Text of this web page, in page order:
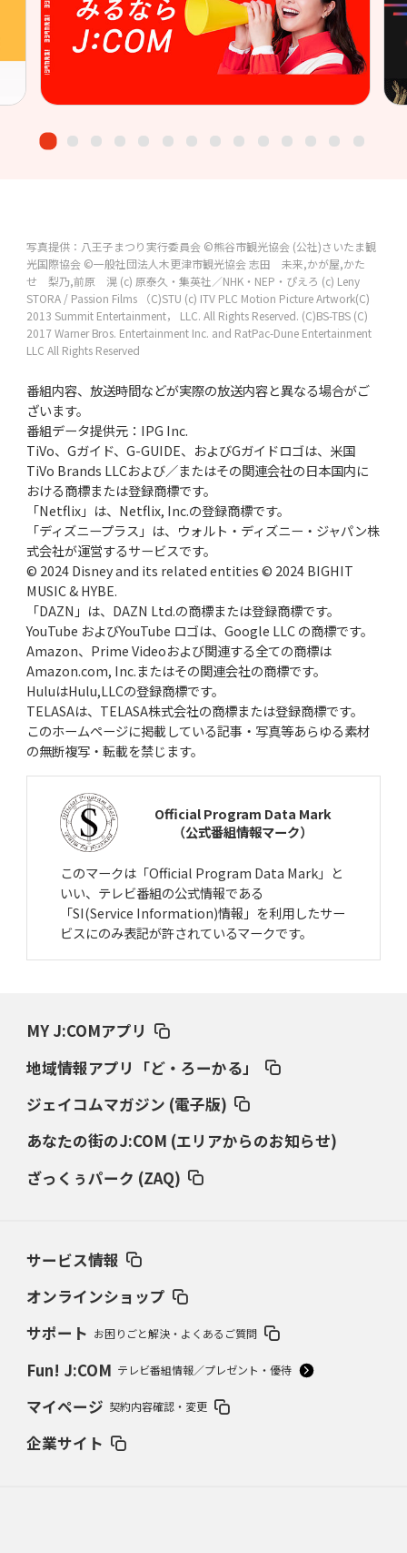
写真提供：八王子まつり実行委員会 ©熊谷市観光協会 (公社)さいたま観
光国際協会 ©一般社団法人木更津市観光協会志田 未来,かが屋,かた
せ 梨乃,前原 滉 (c) 原泰久・集英社／NHK・NEP・ぴえろ (c) Leny
STORA / Passion Films
（C)STU (c) ITV PLC Motion Picture Artwork(C)
2013 Summit Entertainment， LLC. All Rights Reserved. (C)BS-TBS (C)
2017 Warner Bros. Entertainment Inc. and RatPac-Dune Entertainment
LLC All Rights Reserved
番組内容、放送時間などが実際の放送内容と異なる場合がご
ざいます。
番組データ提供元：IPG Inc.
TiVo、Gガイド、G-GUIDE、およびGガイドロゴは、米国
TiVo Brands LLCおよび／またはその関連会社の日本国内に
おける商標または登録商標です。
「Netflix」は、Netflix, Inc.の登録商標です。
「ディズニープラス」は、ウォルト・ディズニー・ジャパン株
式会社が運営するサービスです。
© 2024 Disney and its related entities © 2024 BIGHIT
MUSIC & HYBE.
「DAZN」は、DAZN Ltd.の商標または登録商標です。
YouTube およびYouTube ロゴは、Google LLC の商標です。
Amazon、Prime Videoおよび関連する全ての商標は
Amazon.com, Inc.またはその関連会社の商標です。
HuluはHulu,LLCの登録商標です。
TELASAは、TELASA株式会社の商標または登録商標です。
このホームページに掲載している記事・写真等あらゆる素材
の無断複写・転載を禁じます。
Official Program Data Mark
（公式番組情報マーク）
このマークは「Official Program Data Mark」と
いい、テレビ番組の公式情報である
「SI(Service Information)情報」を利用したサー
ビスにのみ表記が許されているマークです。
MY J:COMアプリ
地域情報アプリ「ど・ろーかる」
ジェイコムマガジン (電子版)
あなたの街のJ:COM (エリアからのお知らせ)
ざっくぅパーク (ZAQ)
サービス情報
オンラインショップ
サポート お困りごと解決・よくあるご質問
Fun! J:COM テレビ番組情報／プレゼント・優待
マイページ 契約内容確認・変更
企業サイト